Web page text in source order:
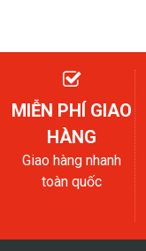
MIỄN PHÍ GIAO
HÀNG
Giao hàng nhanh
toàn quốc